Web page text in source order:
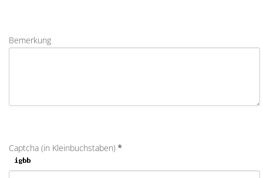
Bemerkung
Captcha (in Kleinbuchstaben)*